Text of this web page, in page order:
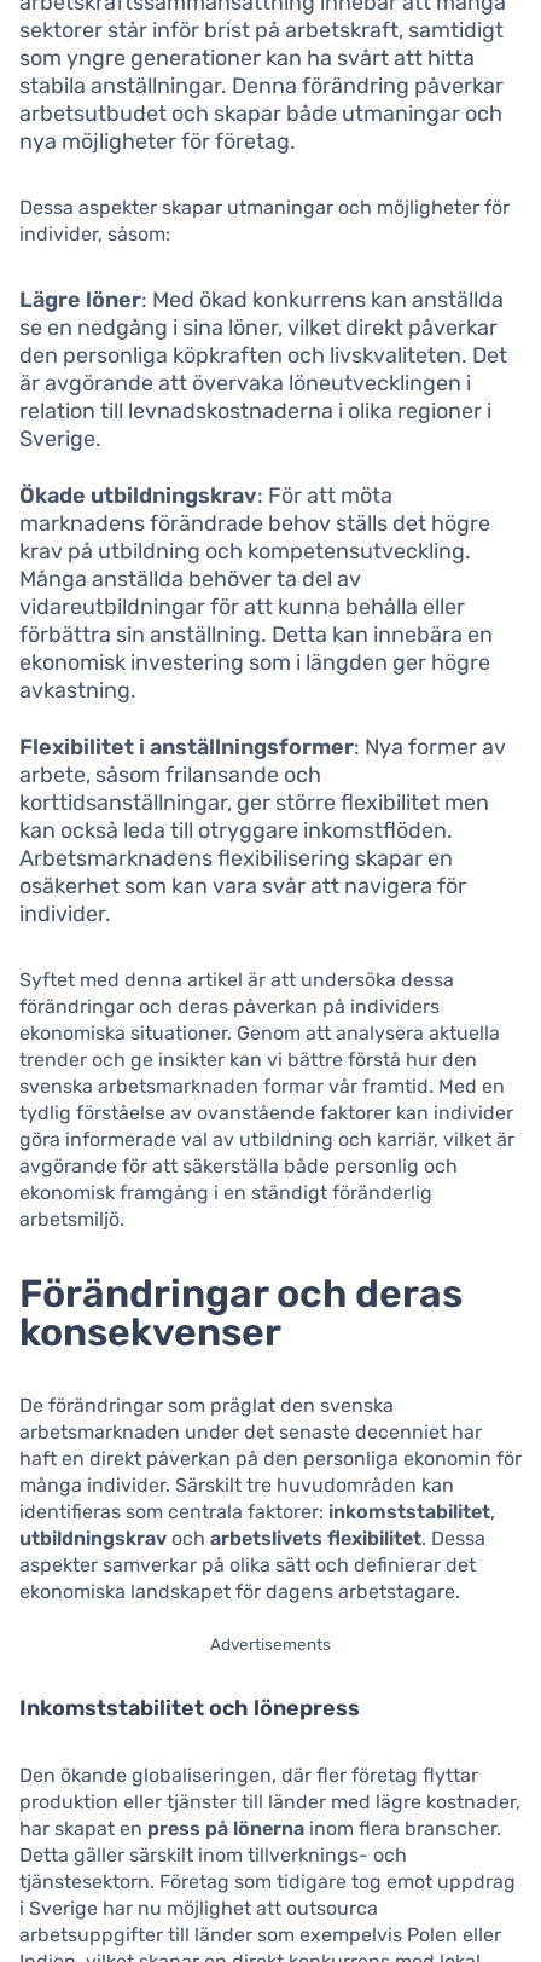
sektorer står inför brist på arbetskraft, samtidigt
som yngre generationer kan ha svårt att hitta
stabila anställningar. Denna förändring påverkar
arbetsutbudet och skapar både utmaningar och
nya möjligheter för företag.
Dessa aspekter skapar utmaningar och möjligheter för
individer, såsom:
Lägre löner: Med ökad konkurrens kan anställda
se en nedgång i sina löner, vilket direkt påverkar
den personliga köpkraften och livskvaliteten. Det
är avgörande att övervaka löneutvecklingen i
relation till levnadskostnaderna i olika regioner i
Sverige.
Ökade utbildningskrav: För att möta
marknadens förändrade behov ställs det högre
krav på utbildning och kompetensutveckling.
Många anställda behöver ta del av
vidareutbildningar för att kunna behålla eller
förbättra sin anställning. Detta kan innebära en
ekonomisk investering som i längden ger högre
avkastning.
Flexibilitet i anställningsformer: Nya former av
arbete, såsom frilansande och
korttidsanställningar, ger större flexibilitet men
kan också leda till otryggare inkomstflöden.
Arbetsmarknadens flexibilisering skapar en
osäkerhet som kan vara svår att navigera för
individer.
Syftet med denna artikel är att undersöka dessa
förändringar och deras påverkan på individers
ekonomiska situationer. Genom att analysera aktuella
trender och ge insikter kan vi bättre förstå hur den
svenska arbetsmarknaden formar vår framtid. Med en
tydlig förståelse av ovanstående faktorer kan individer
göra informerade val av utbildning och karriär, vilket är
avgörande för att säkerställa både personlig och
ekonomisk framgång i en ständigt föränderlig
arbetsmiljö.
Förändringar och deras
konsekvenser
De förändringar som präglat den svenska
arbetsmarknaden under det senaste decenniet har
haft en direkt påverkan på den personliga ekonomin för
många individer. Särskilt tre huvudområden kan
identifieras som centrala faktorer: inkomststabilitet,
utbildningskrav och arbetslivets flexibilitet. Dessa
aspekter samverkar på olika sätt och definierar det
ekonomiska landskapet för dagens arbetstagare.
Advertisements
Inkomststabilitet och lönepress
Den ökande globaliseringen, där fler företag flyttar
produktion eller tjänster till länder med lägre kostnader,
har skapat en press på lönerna inom flera branscher.
Detta gäller särskilt inom tillverknings- och
tjänstesektorn. Företag som tidigare tog emot uppdrag
i Sverige har nu möjlighet att outsourca
arbetsuppgifter till länder som exempelvis Polen eller